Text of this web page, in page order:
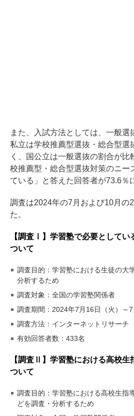
また、入試方法としては、一般選
私立は学校推薦型選抜・総合型選
く、国公立は一般選抜の割合が比
校推薦型・総合型選抜対策のニー
ている」と答えた回答者が73.6％
調査は2024年の7月および10月の
た。
【調査Ⅰ】学習塾で必要としてい
ついて
調査目的：学習塾における生徒の大
分析するため
調査対象：全国の学習塾関係者
調査期間：2024年7月16日（火）～7
調査方法：インターネットリサーチ
有効回答者数：433名
【調査Ⅱ】学習塾における高校生
ついて
調査目的：学習塾における高校生指
どを調査・分析するため